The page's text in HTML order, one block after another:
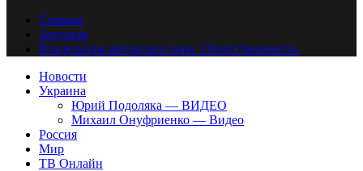
Главная
Авторам
Владельцам авторских прав. Ответственности.
Новости
Украина
Юрий Подоляка — ВИДЕО
Михаил Онуфриенко — Видео
Россия
Мир
ТВ Онлайн